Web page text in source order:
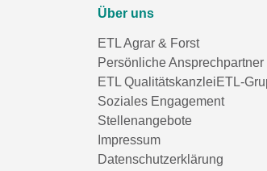
Über uns
ETL Agrar & Forst
Persönliche Ansprechpartner
ETL QualitätskanzleiETL-
Soziales Engagement
Stellenangebote
Impressum
Datenschutzerklärung